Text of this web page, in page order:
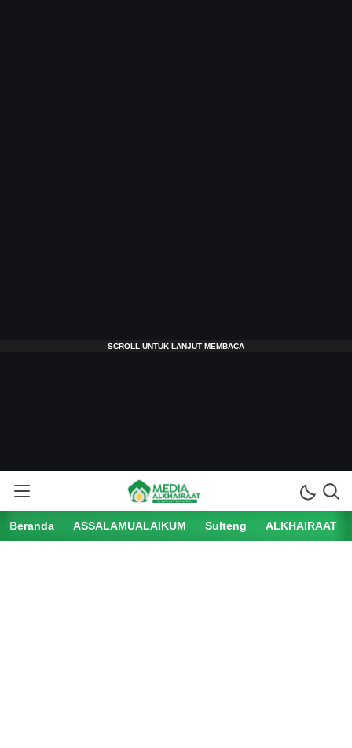
Beranda ASSALAMUALAIKUM Sulteng ALKHAIRAAT